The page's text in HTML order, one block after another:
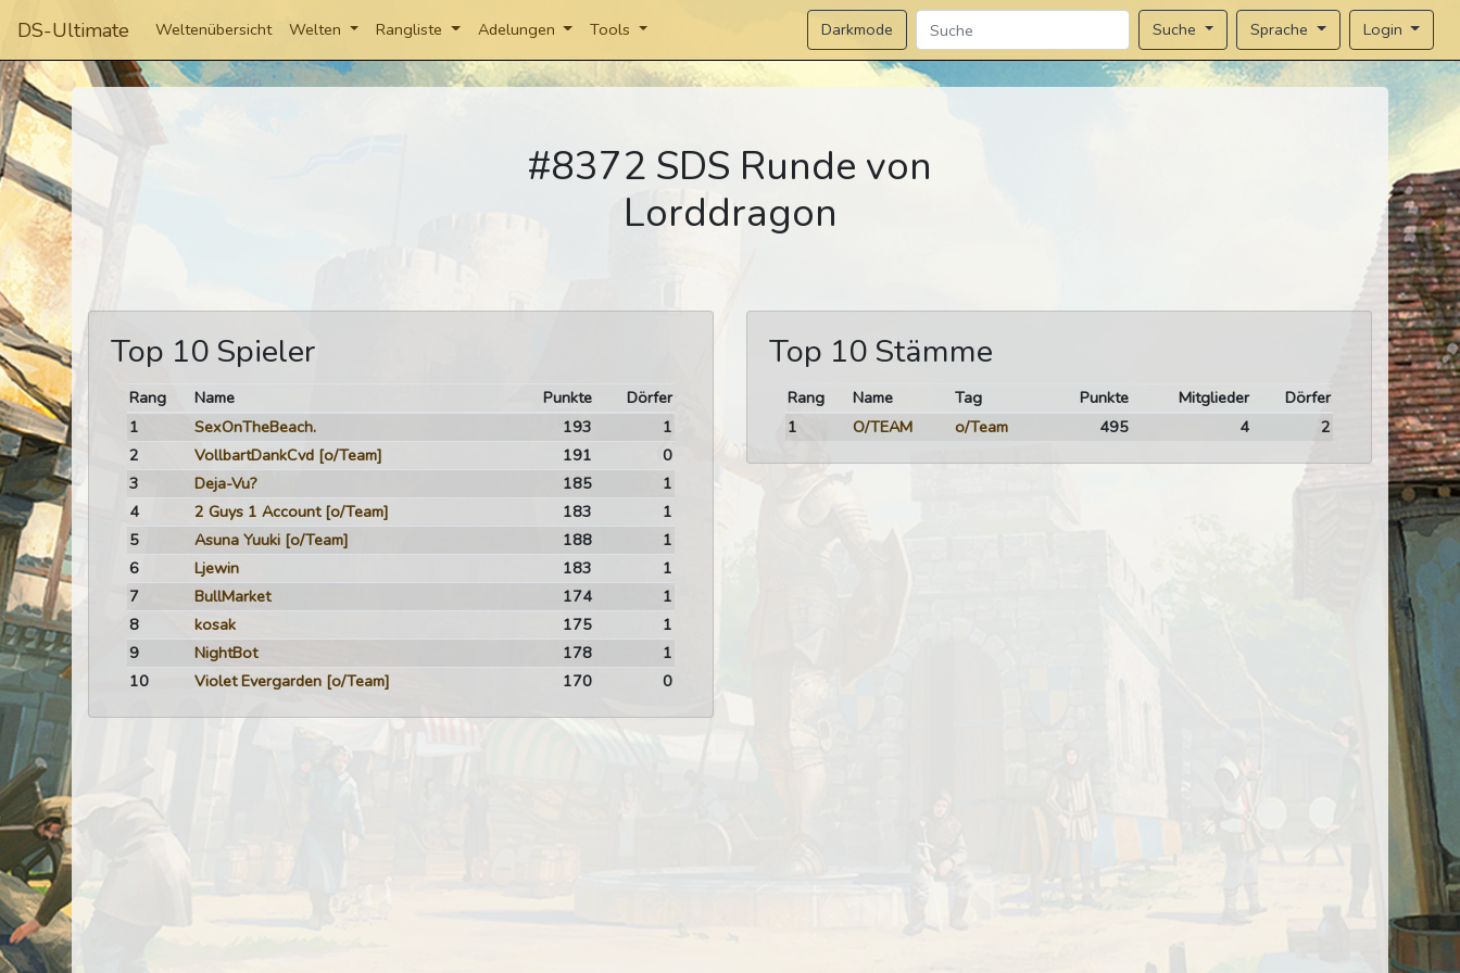
DS-Ultimate Weltenübersicht Welten Rangliste Adelungen Tools Darkmode Suche Sprache Login
#8372 SDS Runde von
Lorddragon
Top 10 Spieler
Rang Name Punkte
Dörfer
1
SexOnTheBeach. 193
1
2
VollbartDankCvd [o/Team] 191
0
3
Deja-Vu? 185
1
4
2 Guys 1 Account [o/Team] 183
1
5
Asuna Yuuki [o/Team] 188
1
6
Ljewin 183
1
7
BullMarket 174
1
8
kosak 175
1
9
NightBot 178
1
10
Violet Evergarden [o/Team] 170 0
Top 10 Stämme
Rang Name Tag Punkte Mitglieder
Dörfer
1
O/TEAM o/Team 495 4 2